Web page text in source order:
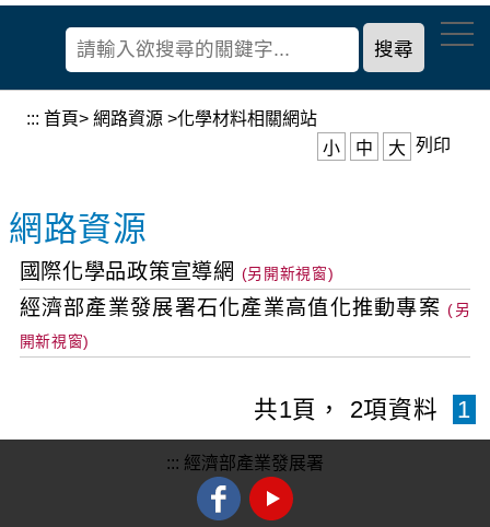
內
::: 首頁> 網路資源 >化學材料相關網站
小
中 大 列印
網路資源
國際化學品政策宣導網
經濟部產業發展署石化產業高值化推動專案
共1頁， 2項資料 1
::: 經濟部產業發展署